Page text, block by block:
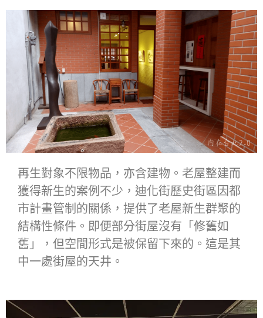
再生對象不限物品，亦含建物。老屋整建而
獲得新生的案例不少，迪化街歷史街區因都
市計畫管制的關係，提供了老屋新生群聚的
結構性條件。即便部分街屋沒有「修舊如
舊」，但空間形式是被保留下來的。這是其
中一處街屋的天井。